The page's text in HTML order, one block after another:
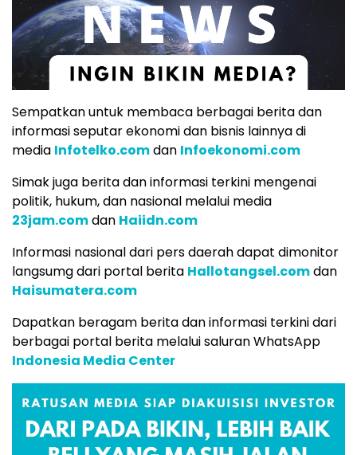
Sempatkan untuk membaca berbagai berita dan
informasi seputar ekonomi dan bisnis lainnya di
media Infotelko.comdan Infoekonomi.com
Simak juga berita dan informasi terkini mengenai
politik, hukum, dan nasional melalui media
23jam.comdan Haiidn.com
Informasi nasional dari pers daerah dapat dimonitor
langsumg dari portal berita Hallotangsel.comdan
Haisumatera.com
Dapatkan beragam berita dan informasi terkini dari
berbagai portal berita melalui saluran WhatsApp
Indonesia Media Center